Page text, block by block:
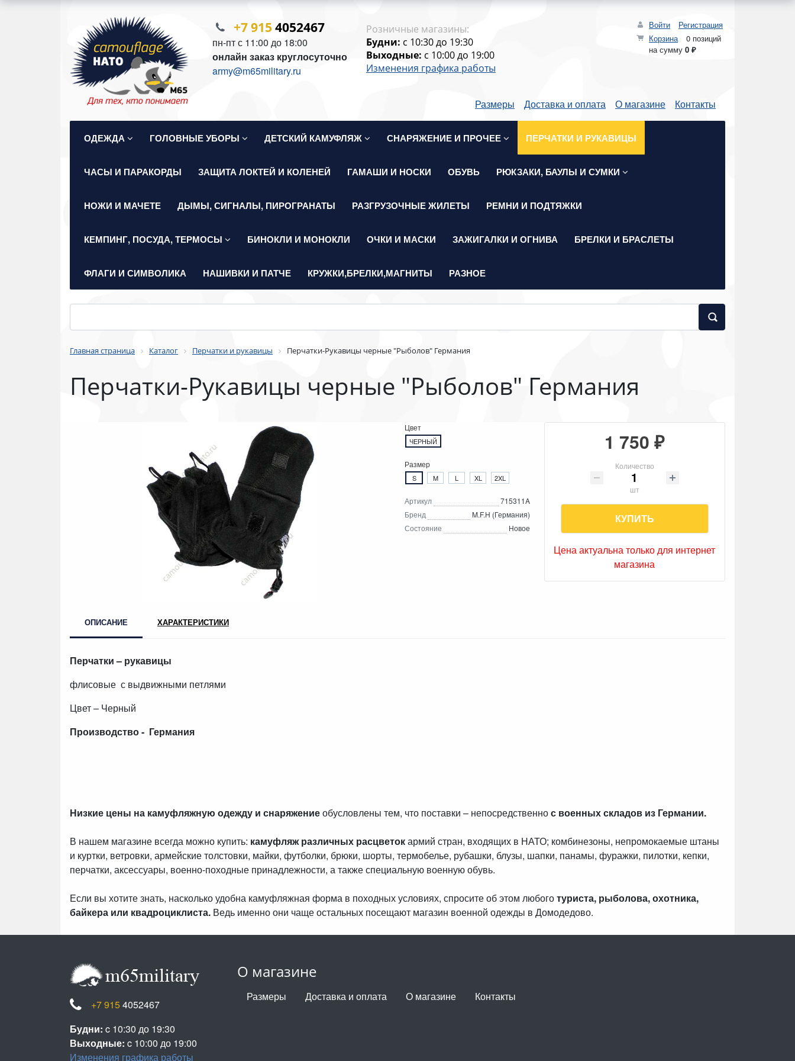
Войти
Регистрация
Корзина
0 позиций
на сумму 0 ₽
+7 915 4052467
пн-пт с 11:00 до 18:00
онлайн заказ круглосуточно
army@m65military.ru
Розничные магазины:
Будни: c 10:30 до 19:30
Выходные: c 10:00 до 19:00
Изменения графика работы
Размеры Доставка и оплата О магазине Контакты
ОДЕЖДА ГОЛОВНЫЕ УБОРЫ ДЕТСКИЙ КАМУФЛЯЖ СНАРЯЖЕНИЕ И ПРОЧЕЕ ПЕРЧАТКИ И РУКАВИЦЫ
ЧАСЫ И ПАРАКОРДЫ ЗАЩИТА ЛОКТЕЙ И КОЛЕНЕЙ ГАМАШИ И НОСКИ ОБУВЬ РЮКЗАКИ, БАУЛЫ И СУМКИ
НОЖИ И МАЧЕТЕ ДЫМЫ, СИГНАЛЫ, ПИРОГРАНАТЫ РАЗГРУЗОЧНЫЕ ЖИЛЕТЫ РЕМНИ И ПОДТЯЖКИ
КЕМПИНГ, ПОСУДА, ТЕРМОСЫ БИНОКЛИ И МОНОКЛИ ОЧКИ И МАСКИ ЗАЖИГАЛКИ И ОГНИВА БРЕЛКИ И БРАСЛЕТЫ
ФЛАГИ И СИМВОЛИКА НАШИВКИ И ПАТЧЕ КРУЖКИ,БРЕЛКИ,МАГНИТЫ РАЗНОЕ
Главная страница Каталог Перчатки и рукавицы Перчатки-Рукавицы черные "Рыболов" Германия
Перчатки-Рукавицы черные "Рыболов" Германия
Цвет
ЧЕРНЫЙ
Размер
S M L XL 2XL
Артикул
715311A
Бренд
M.F.H (Германия)
Состояние
Новое
1 750 ₽
Количество
шт
КУПИТЬ
Цена актуальна только для интернет
магазина
ОПИСАНИЕ ХАРАКТЕРИСТИКИ
Перчатки – рукавицы
флисовые с выдвижными петлями
Цвет – Черный
Производство - Германия
Низкие цены на камуфляжную одежду и снаряжениеобусловлены тем, что поставки – непосредственнос военных складов из Германии.
В нашем магазине всегда можно купить: камуфляж различных расцветокармий стран, входящих в НАТО; комбинезоны, непромокаемые штаны
и куртки, ветровки, армейские толстовки, майки, футболки, брюки, шорты, термобелье, рубашки, блузы, шапки, панамы, фуражки, пилотки, кепки,
перчатки, аксессуары, военно-походные принадлежности, а также специальную военную обувь.
Если вы хотите знать, насколько удобна камуфляжная форма в походных условиях, спросите об этом любоготуриста, рыболова, охотника,
байкера или квадроциклиста. Ведь именно они чаще остальных посещают магазин военной одежды в Домодедово.
О магазине
Размеры Доставка и оплата О магазине Контакты
+7 915 4052467
Будни: c 10:30 до 19:30
Выходные: c 10:00 до 19:00
Изменения графика работы